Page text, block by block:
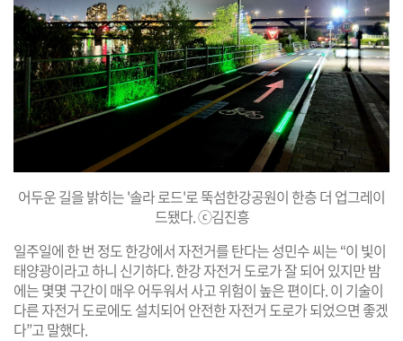
어두운 길을 밝히는 '솔라 로드'로 뚝섬한강공원이 한층 더 업그레이
드됐다. ⓒ김진흥
일주일에 한 번 정도 한강에서 자전거를 탄다는 성민수 씨는 “이 빛이
태양광이라고 하니 신기하다. 한강 자전거 도로가 잘 되어 있지만 밤
에는 몇몇 구간이 매우 어두워서 사고 위험이 높은 편이다. 이 기술이
다른 자전거 도로에도 설치되어 안전한 자전거 도로가 되었으면 좋겠
다”고 말했다.